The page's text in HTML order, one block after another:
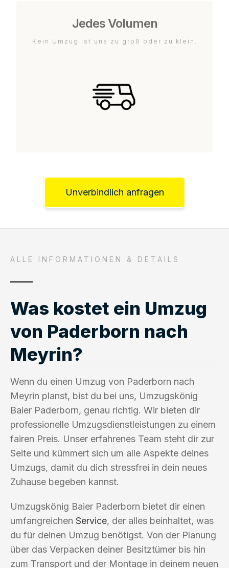
Jedes Volumen
Kein Umzug ist uns zu groß oder zu klein.
Unverbindlich anfragen
ALLE INFORMATIONEN & DETAILS
Was kostet ein Umzug
von Paderborn nach
Meyrin?
Wenn du einen Umzug von Paderborn nach
Meyrin planst, bist du bei uns, Umzugskönig
Baier Paderborn, genau richtig. Wir bieten dir
professionelle Umzugsdienstleistungen zu einem
fairen Preis. Unser erfahrenes Team steht dir zur
Seite und kümmert sich um alle Aspekte deines
Umzugs, damit du dich stressfrei in dein neues
Zuhause begeben kannst.
Umzugskönig Baier Paderborn bietet dir einen
umfangreichen Service, der alles beinhaltet, was
du für deinen Umzug benötigst. Von der Planung
über das Verpacken deiner Besitztümer bis hin
zum Transport und der Montage in deinem neuen